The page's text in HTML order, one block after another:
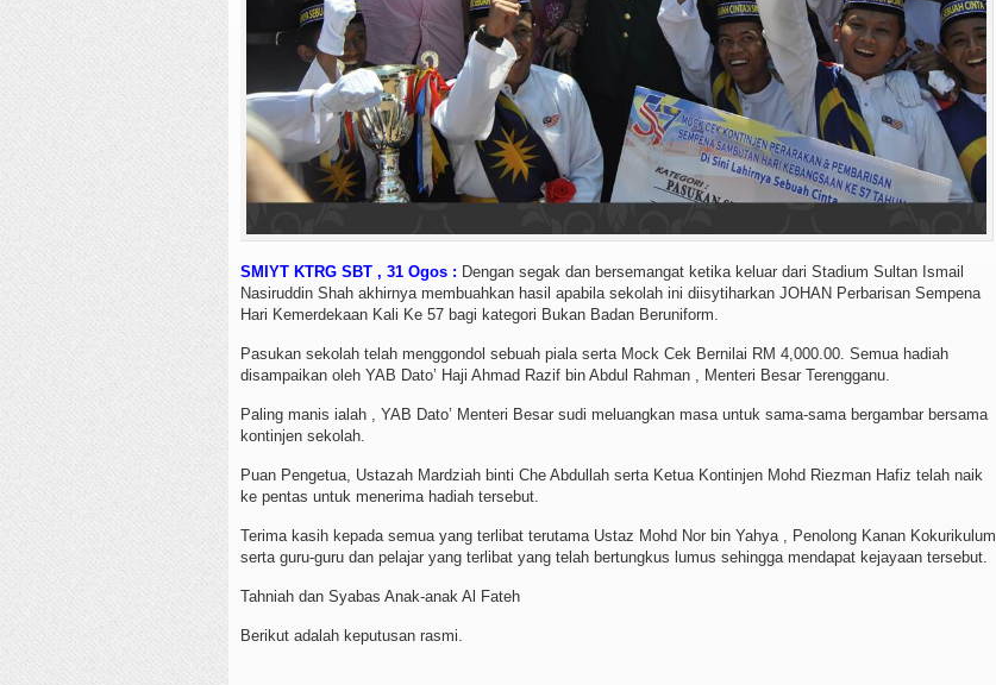
SMIYT KTRG SBT , 31 Ogos : Dengan segak dan bersemangat ketika keluar dari Stadium Sultan Ismail
Nasiruddin Shah akhirnya membuahkan hasil apabila sekolah ini diisytiharkan JOHAN Perbarisan Sempena
Hari Kemerdekaan Kali Ke 57 bagi kategori Bukan Badan Beruniform.
Pasukan sekolah telah menggondol sebuah piala serta Mock Cek Bernilai RM 4,000.00. Semua hadiah
disampaikan oleh YAB Dato’ Haji Ahmad Razif bin Abdul Rahman , Menteri Besar Terengganu.
Paling manis ialah , YAB Dato’ Menteri Besar sudi meluangkan masa untuk sama-sama bergambar bersama
kontinjen sekolah.
Puan Pengetua, Ustazah Mardziah binti Che Abdullah serta Ketua Kontinjen Mohd Riezman Hafiz telah naik
ke pentas untuk menerima hadiah tersebut.
Terima kasih kepada semua yang terlibat terutama Ustaz Mohd Nor bin Yahya , Penolong Kanan Kokurikulum
serta guru-guru dan pelajar yang terlibat yang telah bertungkus lumus sehingga mendapat kejayaan tersebut.
Tahniah dan Syabas Anak-anak Al Fateh
Berikut adalah keputusan rasmi.